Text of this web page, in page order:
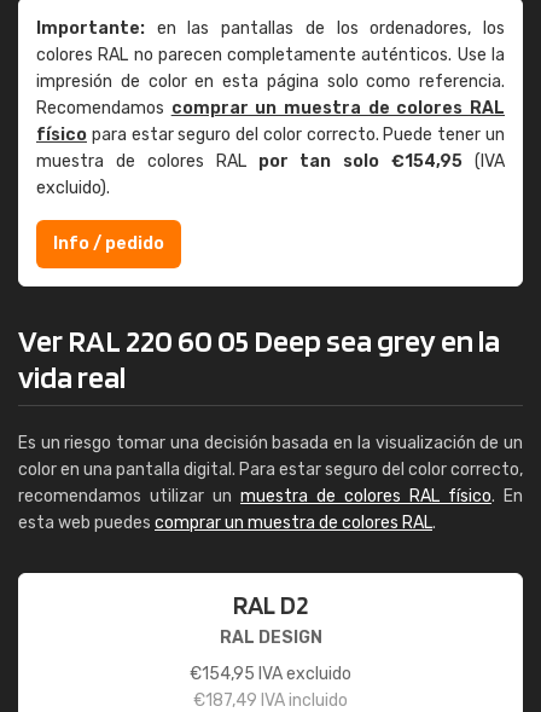
Importante: en las pantallas de los ordenadores, los
colores RAL no parecen completamente auténticos. Use la
impresión de color en esta página solo como referencia.
Recomendamos comprar un muestra de colores RAL
físico para estar seguro del color correcto. Puede tener un
muestra de colores RAL por tan solo €154,95 (IVA
excluido).
Info / pedido
Ver RAL 220 60 05 Deep sea grey en la
vida real
Es un riesgo tomar una decisión basada en la visualización de un
color en una pantalla digital. Para estar seguro del color correcto,
recomendamos utilizar un muestra de colores RAL físico. En
esta web puedes comprar un muestra de colores RAL.
RAL D2
RAL DESIGN
€154,95 IVA excluido
€187,49 IVA incluido